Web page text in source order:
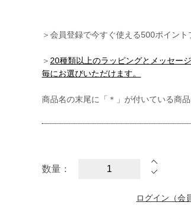
＞会員登録で今すぐ使える500ポイント
＞ 20種類以上のラッピングとメッセー
毎にお選びいただけます。
商品名の末尾に「＊」が付いている商
数量：
ログイン（会